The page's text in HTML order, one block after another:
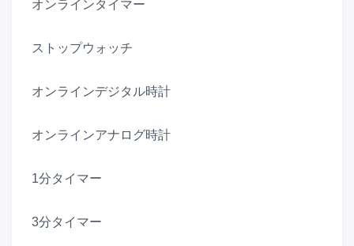
オンラインタイマー
ストップウォッチ
オンラインデジタル時計
オンラインアナログ時計
1分タイマー
3分タイマー